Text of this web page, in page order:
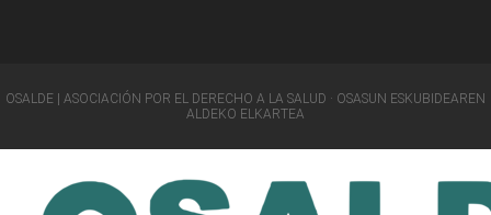
OSALDE | ASOCIACIÓN POR EL DERECHO A LA SALUD · OSASUN ESKUBIDEAREN
ALDEKO ELKARTEA